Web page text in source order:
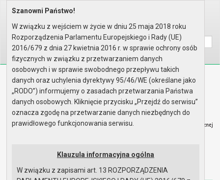
Home Informacje
Wyszukaj na stronie:
A
Biuletyn Informacji Publicznej
Urząd Miasta i Gminy w Gryfinie
Strona główna Mapa serwisu Aktualności
Redakcja Instrukcja korzystania Dostępność
Szanowni Państwo!
W związku z wejściem w życie w dniu 25 maja 2018 roku
Rozporządzenia Parlamentu Europejskiego i Rady (UE)
2016/679 z dnia 27 kwietnia 2016 r. w sprawie ochrony osób
fizycznych w związku z przetwarzaniem danych
osobowych i w sprawie swobodnego przepływu takich
danych oraz uchylenia dyrektywy 95/46/WE (określane jako
„RODO”) informujemy o zasadach przetwarzania Państwa
danych osobowych. Kliknięcie przycisku „Przejdź do serwisu”
oznacza zgodę na przetwarzanie danych niezbędnych do
prawidłowego funkcjonowania serwisu.
Klauzula informacyjna ogólna
W związku z zapisami art. 13 ROZPORZĄDZENIA